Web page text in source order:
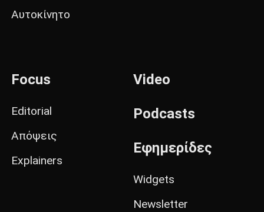
Αυτοκίνητο
Focus
Editorial
Απόψεις
Explainers
Video
Podcasts
Εφημερίδες
Widgets
Newsletter